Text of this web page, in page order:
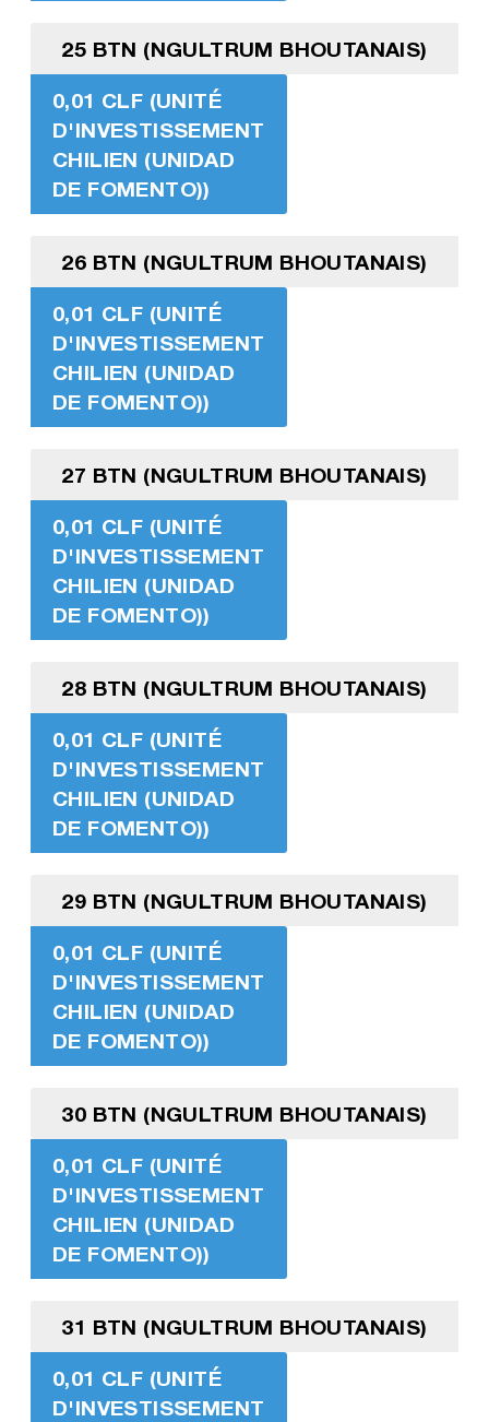
25 BTN (NGULTRUM BHOUTANAIS)
0,01 CLF (UNITÉ
D'INVESTISSEMENT
CHILIEN (UNIDAD
DE FOMENTO))
26 BTN (NGULTRUM BHOUTANAIS)
0,01 CLF (UNITÉ
D'INVESTISSEMENT
CHILIEN (UNIDAD
DE FOMENTO))
27 BTN (NGULTRUM BHOUTANAIS)
0,01 CLF (UNITÉ
D'INVESTISSEMENT
CHILIEN (UNIDAD
DE FOMENTO))
28 BTN (NGULTRUM BHOUTANAIS)
0,01 CLF (UNITÉ
D'INVESTISSEMENT
CHILIEN (UNIDAD
DE FOMENTO))
29 BTN (NGULTRUM BHOUTANAIS)
0,01 CLF (UNITÉ
D'INVESTISSEMENT
CHILIEN (UNIDAD
DE FOMENTO))
30 BTN (NGULTRUM BHOUTANAIS)
0,01 CLF (UNITÉ
D'INVESTISSEMENT
CHILIEN (UNIDAD
DE FOMENTO))
31 BTN (NGULTRUM BHOUTANAIS)
0,01 CLF (UNITÉ
D'INVESTISSEMENT